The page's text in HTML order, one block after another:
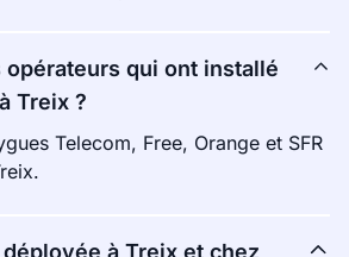
opérateurs qui ont installé
Treix ?
Telecom, Free, Orange et SFR
à Treix et chez